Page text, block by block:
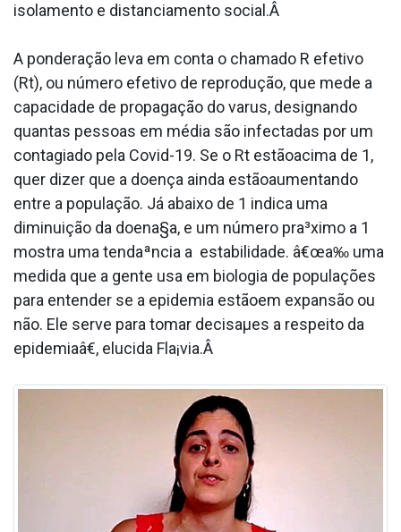
isolamento e distanciamento social.Â
A ponderação leva em conta o chamado R efetivo
(Rt), ou número efetivo de reprodução, que mede a
capacidade de propagação do va­rus, designando
quantas pessoas em média são infectadas por um
contagiado pela Covid-19. Se o Rt estãoacima de 1,
quer dizer que a doença ainda estãoaumentando
entre a população. Já abaixo de 1 indica uma
diminuição da doena§a, e um número pra³ximo a 1
mostra uma tendaªncia a estabilidade. â€œa‰ uma
medida que a gente usa em biologia de populações
para entender se a epidemia estãoem expansão ou
não. Ele serve para tomar decisaµes a respeito da
epidemiaâ€, elucida Fla¡via.Â